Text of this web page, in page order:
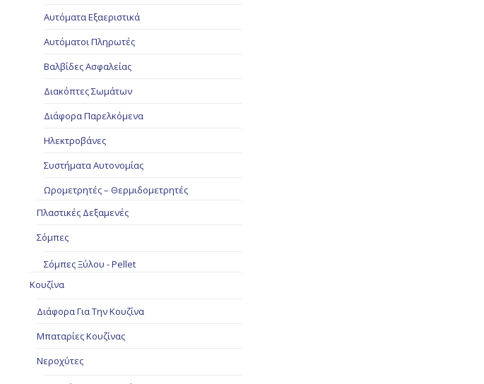
Αυτόματα Εξαεριστικά
Αυτόματοι Πληρωτές
Βαλβίδες Ασφαλείας
Διακόπτες Σωμάτων
Διάφορα Παρελκόμενα
Ηλεκτροβάνες
Συστήματα Αυτονομίας
Ωρομετρητές – Θερμιδομετρητές
Πλαστικές Δεξαμενές
Σόμπες
Σόμπες Ξύλου - Pellet
Κουζίνα
Διάφορα Για Την Κουζίνα
Μπαταρίες Κουζίνας
Νεροχύτες